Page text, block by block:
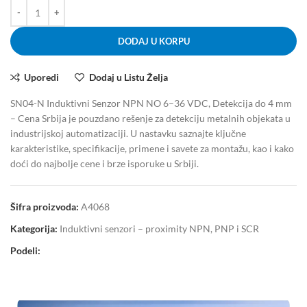
DODAJ U KORPU
Uporedi Dodaj u Listu Želja
SN04-N Induktivni Senzor NPN NO 6–36 VDC, Detekcija do 4 mm
– Cena Srbija je pouzdano rešenje za detekciju metalnih objekata u
industrijskoj automatizaciji. U nastavku saznajte ključne
karakteristike, specifikacije, primene i savete za montažu, kao i kako
doći do najbolje cene i brze isporuke u Srbiji.
Šifra proizvoda: A4068
Kategorija: Induktivni senzori – proximity NPN, PNP i SCR
Podeli: